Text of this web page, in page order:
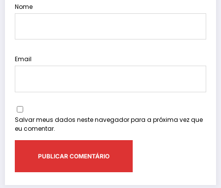
Nome
Email
Salvar meus dados neste navegador para a próxima vez que
eu comentar.